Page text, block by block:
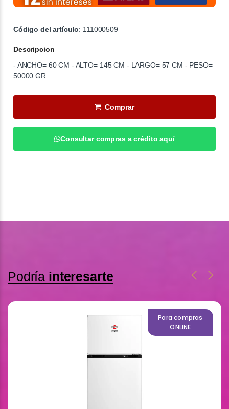
Código del artículo: 111000509
Descripcion
- ANCHO= 60 CM - ALTO= 145 CM - LARGO= 57 CM - PESO=
50000 GR
Comprar
Consultar compras a crédito aquí
Podría interesarte
Para compras
ONLINE